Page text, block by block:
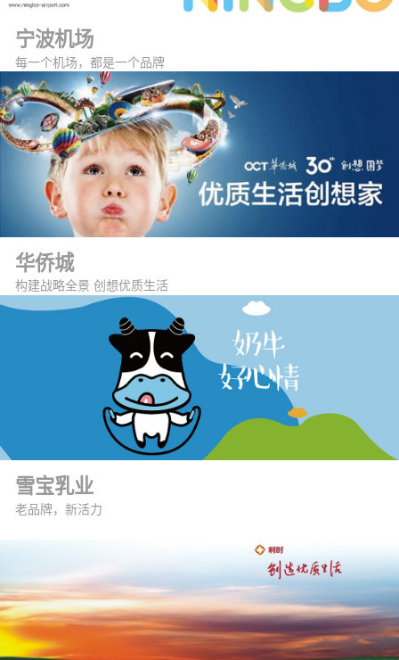
宁波机场
每一个机场，都是一个品牌
华侨城
构建战略全景 创想优质生活
雪宝乳业
老品牌，新活力